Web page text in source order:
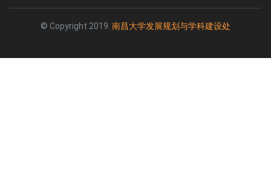
© Copyright 2019. 南昌大学发展规划与学科建设处